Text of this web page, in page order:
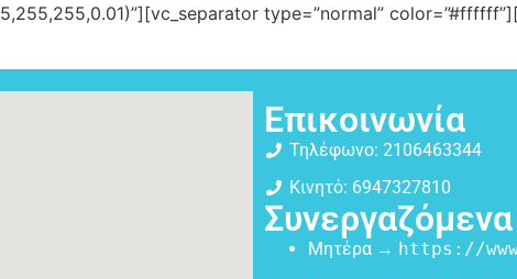
type=”normal”
Επικοινωνία
Τηλέφωνο: 2106463344
Κινητό: 6947327810
Μητέρα → https://